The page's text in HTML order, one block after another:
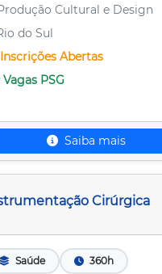
Cultural e Design
do Sul
InscriçõesAbertas
Vagas PSG
Saiba mais
Cirúrgica
Saúde 360h